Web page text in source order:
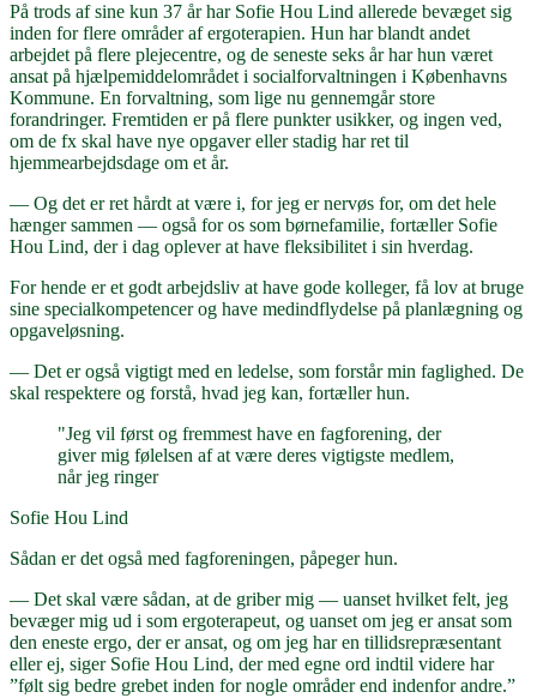
På trods af sine kun 37 år har Sofie Hou Lind allerede bevæget sig
inden for flere områder af ergoterapien. Hun har blandt andet
arbejdet på flere plejecentre, og de seneste seks år har hun været
ansat på hjælpemiddelområdet i socialforvaltningen i Københavns
Kommune. En forvaltning, som lige nu gennemgår store
forandringer. Fremtiden er på flere punkter usikker, og ingen ved,
om de fx skal have nye opgaver eller stadig har ret til
hjemmearbejdsdage om et år.
— Og det er ret hårdt at være i, for jeg er nervøs for, om det hele
hænger sammen — også for os som børnefamilie, fortæller Sofie
Hou Lind, der i dag oplever at have fleksibilitet i sin hverdag.
For hende er et godt arbejdsliv at have gode kolleger, få lov at bruge
sine specialkompetencer og have medindflydelse på planlægning og
opgaveløsning.
— Det er også vigtigt med en ledelse, som forstår min faglighed. De
skal respektere og forstå, hvad jeg kan, fortæller hun.
"Jeg vil først og fremmest have en fagforening, der
giver mig følelsen af at være deres vigtigste medlem,
når jeg ringer
Sofie Hou Lind
Sådan er det også med fagforeningen, påpeger hun.
— Det skal være sådan, at de griber mig — uanset hvilket felt, jeg
bevæger mig ud i som ergoterapeut, og uanset om jeg er ansat som
den eneste ergo, der er ansat, og om jeg har en tillidsrepræsentant
eller ej, siger Sofie Hou Lind, der med egne ord indtil videre har
”følt sig bedre grebet inden for nogle områder end indenfor andre.”